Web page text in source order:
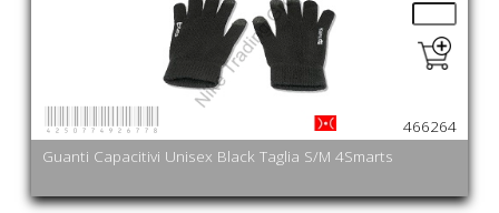
Guanti Capacitivi Unisex Black Taglia S/M 4Smarts
466264